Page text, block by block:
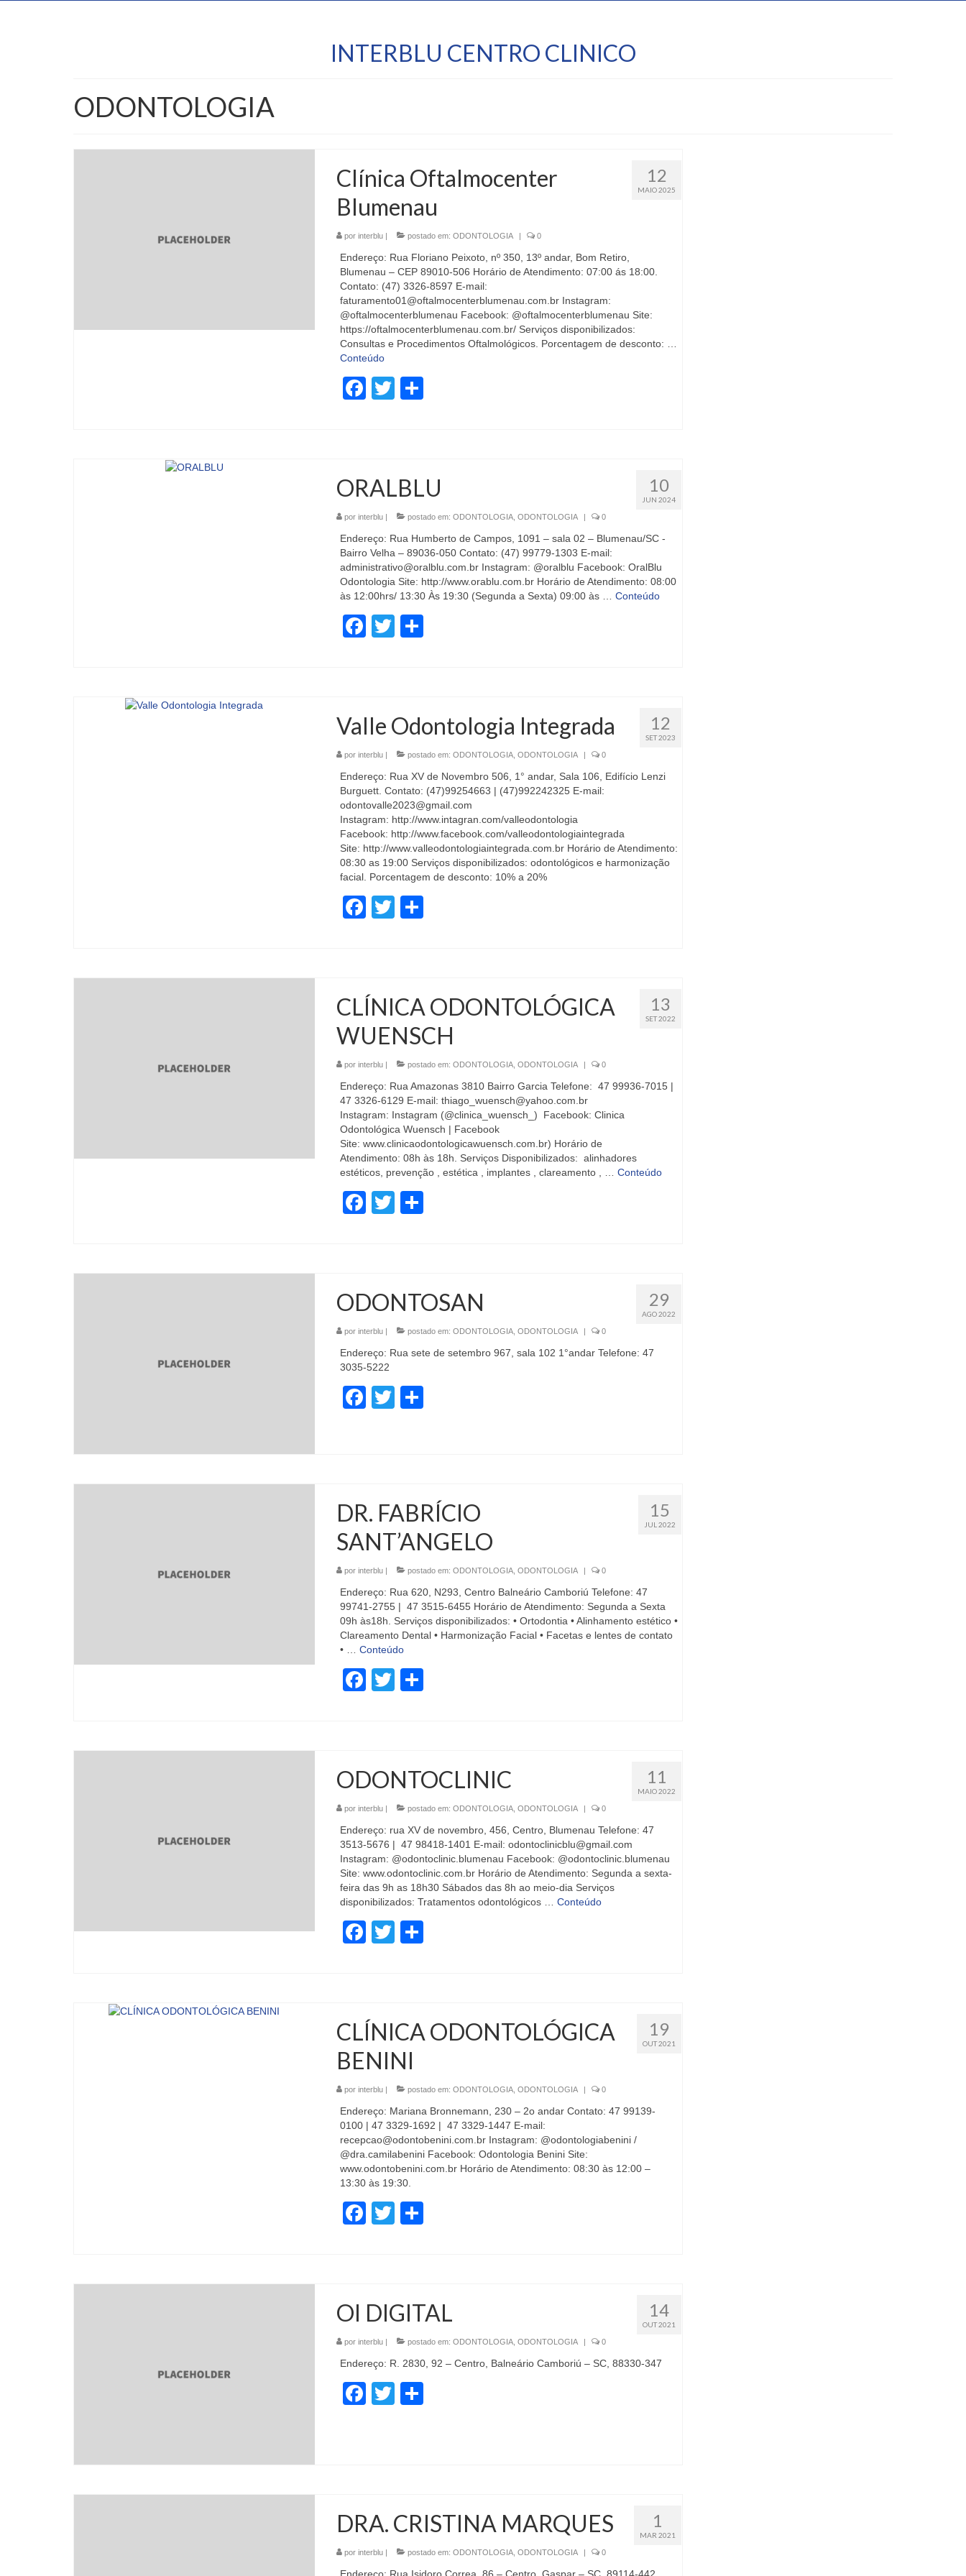
INTERBLU CENTRO CLINICO
ODONTOLOGIA
12
MAIO 2025
Clínica Oftalmocenter
Blumenau
por interblu| postado em: ODONTOLOGIA | 0
Endereço: Rua Floriano Peixoto, nº 350, 13º andar, Bom Retiro,
Blumenau – CEP 89010-506 Horário de Atendimento: 07:00 ás 18:00.
Contato: (47) 3326-8597 E-mail:
faturamento01@oftalmocenterblumenau.com.br Instagram:
@oftalmocenterblumenau Facebook: @oftalmocenterblumenau Site:
https://oftalmocenterblumenau.com.br/ Serviços disponibilizados:
Consultas e Procedimentos Oftalmológicos. Porcentagem de desconto: …
Conteúdo
Facebook
Twitter
10
JUN 2024
ORALBLU
por interblu| postado em: ODONTOLOGIA, ODONTOLOGIA | 0
Endereço: Rua Humberto de Campos, 1091 – sala 02 – Blumenau/SC -
Bairro Velha – 89036-050 Contato: (47) 99779-1303 E-mail:
administrativo@oralblu.com.br Instagram: @oralblu Facebook: OralBlu
Odontologia Site: http://www.orablu.com.br Horário de Atendimento: 08:00
às 12:00hrs/ 13:30 Às 19:30 (Segunda a Sexta) 09:00 às … Conteúdo
Facebook
Twitter
12
SET 2023
Valle Odontologia Integrada
por interblu| postado em: ODONTOLOGIA, ODONTOLOGIA | 0
Endereço: Rua XV de Novembro 506, 1° andar, Sala 106, Edifício Lenzi
Burguett. Contato: (47)99254663 | (47)992242325 E-mail:
odontovalle2023@gmail.com
Instagram: http://www.intagran.com/valleodontologia
Facebook: http://www.facebook.com/valleodontologiaintegrada
Site: http://www.valleodontologiaintegrada.com.br Horário de Atendimento:
08:30 as 19:00 Serviços disponibilizados: odontológicos e harmonização
facial. Porcentagem de desconto: 10% a 20%
Facebook
Twitter
13
SET 2022
CLÍNICA ODONTOLÓGICA
WUENSCH
por interblu| postado em: ODONTOLOGIA, ODONTOLOGIA | 0
Endereço: Rua Amazonas 3810 Bairro Garcia Telefone: 47 99936-7015 |
47 3326-6129 E-mail: thiago_wuensch@yahoo.com.br
Instagram: Instagram (@clinica_wuensch_) Facebook: Clinica
Odontológica Wuensch | Facebook
Site: www.clinicaodontologicawuensch.com.br) Horário de
Atendimento: 08h às 18h. Serviços Disponibilizados: alinhadores
estéticos, prevenção , estética , implantes , clareamento , … Conteúdo
Facebook
Twitter
29
AGO 2022
ODONTOSAN
por interblu| postado em: ODONTOLOGIA, ODONTOLOGIA | 0
Endereço: Rua sete de setembro 967, sala 102 1°andar Telefone: 47
3035-5222
Facebook
Twitter
15
JUL 2022
DR. FABRÍCIO
SANT’ANGELO
por interblu| postado em: ODONTOLOGIA, ODONTOLOGIA | 0
Endereço: Rua 620, N293, Centro Balneário Camboriú Telefone: 47
99741-2755 | 47 3515-6455 Horário de Atendimento: Segunda a Sexta
09h às18h. Serviços disponibilizados: • Ortodontia • Alinhamento estético •
Clareamento Dental • Harmonização Facial • Facetas e lentes de contato
• … Conteúdo
Facebook
Twitter
11
MAIO 2022
ODONTOCLINIC
por interblu| postado em: ODONTOLOGIA, ODONTOLOGIA | 0
Endereço: rua XV de novembro, 456, Centro, Blumenau Telefone: 47
3513-5676 | 47 98418-1401 E-mail: odontoclinicblu@gmail.com
Instagram: @odontoclinic.blumenau Facebook: @odontoclinic.blumenau
Site: www.odontoclinic.com.br Horário de Atendimento: Segunda a sexta-
feira das 9h as 18h30 Sábados das 8h ao meio-dia Serviços
disponibilizados: Tratamentos odontológicos … Conteúdo
Facebook
Twitter
19
OUT 2021
CLÍNICA ODONTOLÓGICA
BENINI
por interblu| postado em: ODONTOLOGIA, ODONTOLOGIA | 0
Endereço: Mariana Bronnemann, 230 – 2o andar Contato: 47 99139-
0100 | 47 3329-1692 | 47 3329-1447 E-mail:
recepcao@odontobenini.com.br Instagram: @odontologiabenini /
@dra.camilabenini Facebook: Odontologia Benini Site:
www.odontobenini.com.br Horário de Atendimento: 08:30 às 12:00 –
13:30 às 19:30.
Facebook
Twitter
14
OUT 2021
OI DIGITAL
por interblu| postado em: ODONTOLOGIA, ODONTOLOGIA | 0
Endereço: R. 2830, 92 – Centro, Balneário Camboriú – SC, 88330-347
Facebook
Twitter
1
MAR 2021
DRA. CRISTINA MARQUES
por interblu| postado em: ODONTOLOGIA, ODONTOLOGIA | 0